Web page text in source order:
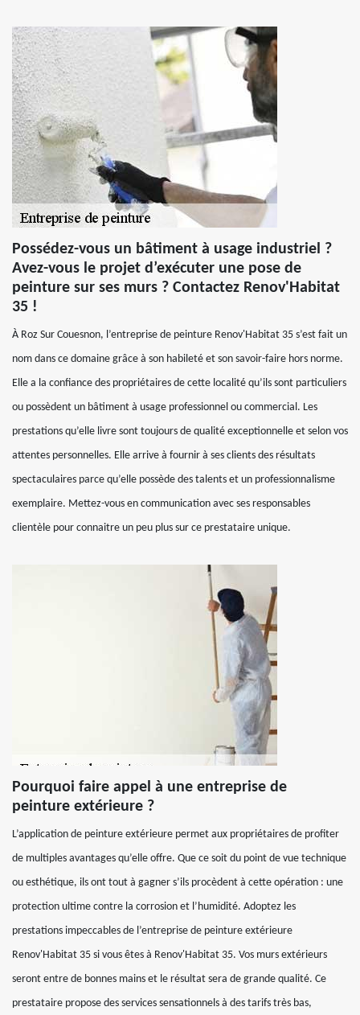
Possédez-vous un bâtiment à usage industriel ?
Avez-vous le projet d’exécuter une pose de
peinture sur ses murs ? Contactez Renov'Habitat
35 !
À Roz Sur Couesnon, l’entreprise de peinture Renov'Habitat 35 s’est fait un
nom dans ce domaine grâce à son habileté et son savoir-faire hors norme.
Elle a la confiance des propriétaires de cette localité qu’ils sont particuliers
ou possèdent un bâtiment à usage professionnel ou commercial. Les
prestations qu’elle livre sont toujours de qualité exceptionnelle et selon vos
attentes personnelles. Elle arrive à fournir à ses clients des résultats
spectaculaires parce qu’elle possède des talents et un professionnalisme
exemplaire. Mettez-vous en communication avec ses responsables
clientèle pour connaitre un peu plus sur ce prestataire unique.
Pourquoi faire appel à une entreprise de
peinture extérieure ?
L’application de peinture extérieure permet aux propriétaires de profiter
de multiples avantages qu’elle offre. Que ce soit du point de vue technique
ou esthétique, ils ont tout à gagner s’ils procèdent à cette opération : une
protection ultime contre la corrosion et l’humidité. Adoptez les
prestations impeccables de l’entreprise de peinture extérieure
Renov'Habitat 35 si vous êtes à Renov'Habitat 35. Vos murs extérieurs
seront entre de bonnes mains et le résultat sera de grande qualité. Ce
prestataire propose des services sensationnels à des tarifs très bas,